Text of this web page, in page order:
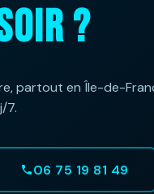
?
partout en Île-de-
7.
06 75 19 81 49